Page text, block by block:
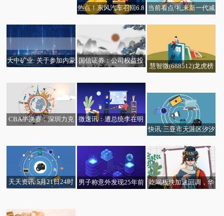
热点！东风汽车召回6.8
车
当前看点!礼来新一代减
大中矿业: 关于参加内蒙
投资者网上集体接待日
活动的公告
国信证券：公司权益投
基础
慧智微(688512)龙虎榜
CBA半决赛：深圳力克
微速讯：遭总统李在明
道歉
讯
快讯:三亚市天涯区汐汐
成立 注册资本1万人民
币
天天资讯:5月21日24时
男子称意外发现25年前
吃喝板块加速回调，华